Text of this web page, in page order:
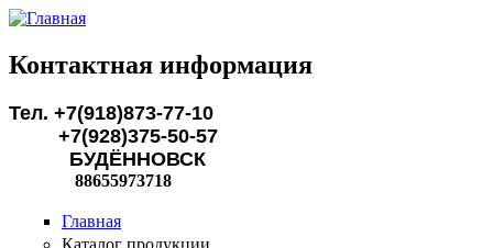
Перейти к основному содержанию
Контактная информация
Тел. +7(918)873-77-10
+7(928)375-50-57
БУДЁННОВСК
88655973718
Главная